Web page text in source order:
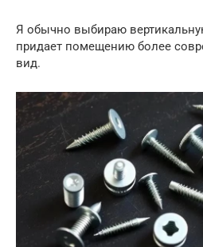
Я обычно выбираю
придает помещению более
вид.